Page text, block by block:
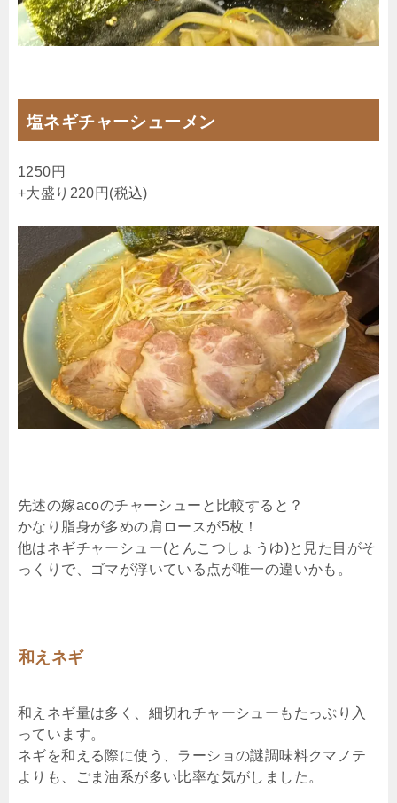
塩ネギチャーシューメン
1250円
+大盛り220円(税込)
先述の嫁acoのチャーシューと比較すると？
かなり脂身が多めの肩ロースが5枚！
他はネギチャーシュー(とんこつしょうゆ)と見た目がそ
っくりで、ゴマが浮いている点が唯一の違いかも。
和えネギ
和えネギ量は多く、細切れチャーシューもたっぷり入
っています。
ネギを和える際に使う、ラーショの謎調味料クマノテ
よりも、ごま油系が多い比率な気がしました。